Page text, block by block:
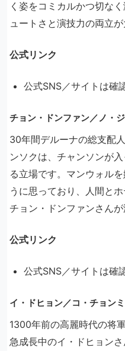
く姿をコミカルかつ切な
ュートさと演技力の両立
公式リンク
公式SNS／サイトは確
チョン・ドンファン／ノ・
30年間デルーナの総支配
ンソクは、チャンソンが
る立場です。マンウォル
うに思っており、人間と
チョン・ドンファンさんが
公式リンク
公式SNS／サイトは確
イ・ドヒョン／コ・チョン
1300年前の高麗時代の将
急成長中のイ・ドヒョン